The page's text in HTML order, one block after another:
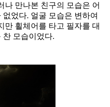
나 만나본 친구의 모습은 어
었다. 얼굴 모습은 변하여
만 횔체어를 타고 필자를 대
찬 모습이었다.